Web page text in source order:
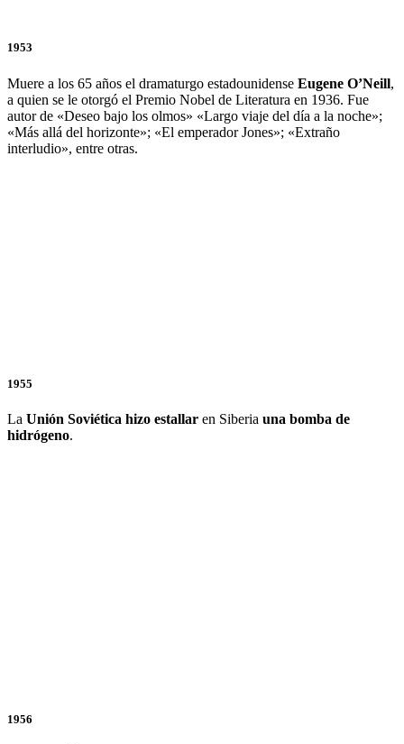
1953
Muere a los 65 años el dramaturgo estadounidense Eugene O’Neill,
a quien se le otorgó el Premio Nobel de Literatura en 1936. Fue
autor de «Deseo bajo los olmos» «Largo viaje del día a la noche»;
«Más allá del horizonte»; «El emperador Jones»; «Extraño
interludio», entre otras.
1955
La Unión Soviética hizo estallar en Siberia una bomba de
hidrógeno.
1956